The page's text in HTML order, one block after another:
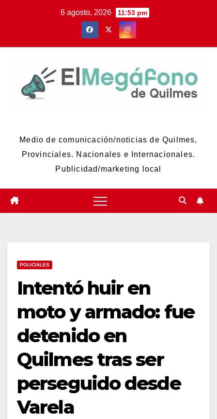
6 agosto, 2026 11:53 pm
Medio de comunicación/noticias de Quilmes,
Provinciales. Nacionales e Internacionales.
Publicidad/marketing local
POLICIALES
Intentó huir en
moto y armado: fue
detenido en
Quilmes tras ser
perseguido desde
Varela